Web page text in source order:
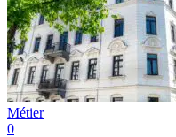
Métier
0